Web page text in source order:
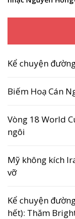
Kể chuyện
Biếm Hoạ Cán
Vòng 18 World
ngôi
Mỹ không kích
vỡ
Kể chuyện
hết): Thăm